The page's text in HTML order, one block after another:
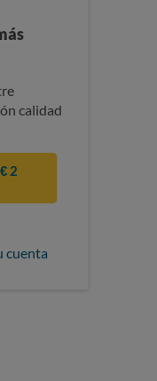
calidad
2
cuenta